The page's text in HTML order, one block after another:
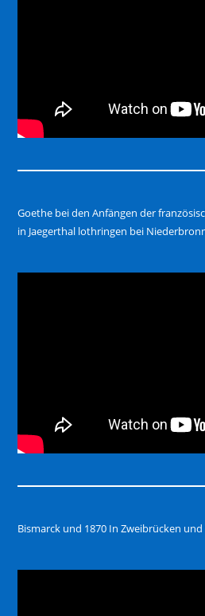
Goethe bei den Anfängen der
in Jaegerthal lothringen bei
Bismarck und 1870 In Zweibrücken